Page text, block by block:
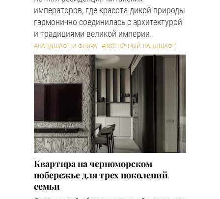
императоров, где красота дикой природы
гармонично соединилась с архитектурой
и традициями великой империи.
#ЛАНДШАФТ И ФЛОРА #ВОСТОЧНЫЙ ЛАНДШАФТ
Квартира на черноморском
побережье для трех поколений
семьи